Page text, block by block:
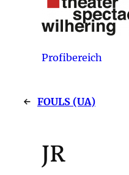
Profibereich
← FOULS (UA)
JR